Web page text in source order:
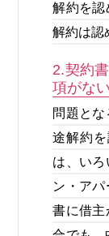
解約を認
解約は認
2.契約
項がな
問題と
途解約
は、いろ
ン・ア
書に借主